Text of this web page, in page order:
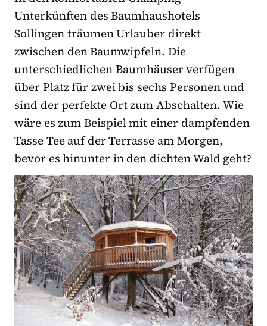
Unterkünften des Baumhaushotels
Sollingen träumen Urlauber direkt
zwischen den Baumwipfeln. Die
unterschiedlichen Baumhäuser verfügen
über Platz für zwei bis sechs Personen und
sind der perfekte Ort zum Abschalten. Wie
wäre es zum Beispiel mit einer dampfenden
Tasse Tee auf der Terrasse am Morgen,
bevor es hinunter in den dichten Wald geht?